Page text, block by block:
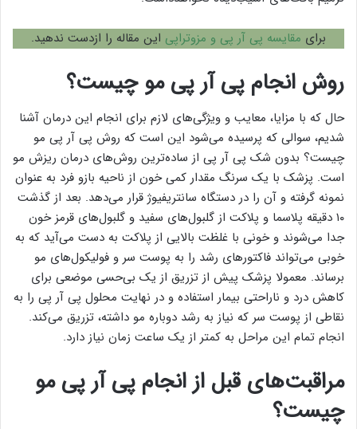
برای مقایسه پی آر پی و مزوتراپی این مقاله را ازدست ندهید.
روش انجام پی آر پی مو چیست؟
حال که با مزایا، معایب و ویژگی‌های لازم برای انجام این درمان آشنا
شدیم، سوالی که پرسیده می‌شود این است که روش پی آر پی مو
چیست؟ بدون شک پی آر پی از ساده‌ترین روش‌های درمان ریزش مو
است. پزشک با یک سرنگ مقدار کمی خون از ناحیه بازو فرد به عنوان
نمونه گرفته و آن را در دستگاه سانتریفیوژ قرار می‌دهد. بعد از گذشت
۱۰ دقیقه پلاسما و پلاکت از گلبول‌های سفید و گلبول‌های قرمز خون
جدا می‌شوند و خونی با غلظت بالایی از پلاکت به دست می‌آید که به
خوبی می‌تواند فاکتورهای رشد را به پوست سر و فولیکول‌های مو
برساند. معمولا پزشک پیش از تزریق از یک بی‌حسی موضعی برای
کاهش درد و ناراحتی بیمار استفاده و در نهایت محلول پی آر پی را به
نقاطی از پوست سر که نیاز به رشد دوباره مو داشته، تزریق می‌کند.
انجام تمام این مراحل به کمتر از یک ساعت زمان نیاز دارد.
مراقبت‌های قبل از انجام پی آر پی مو
چیست؟